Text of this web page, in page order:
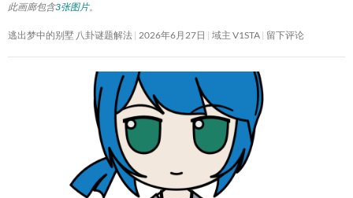
此画廊包含3张图片。
逃出梦中的别墅 八卦谜题解法 2026年6月27日 域主 V1STA 留下评论